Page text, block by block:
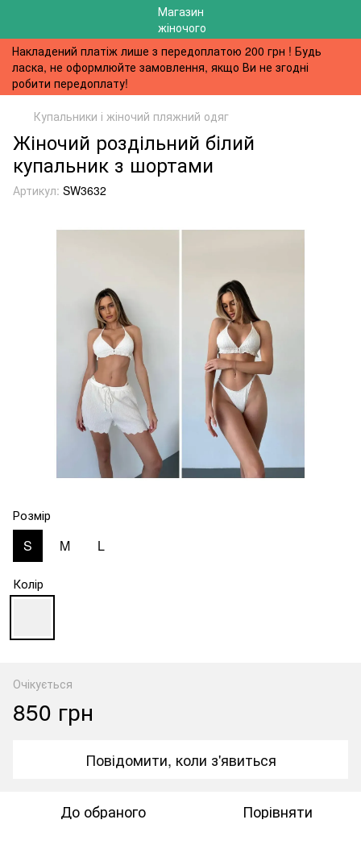
Накладений платіж лише з передоплатою 200 грн ! Будь
ласка, не оформлюйте замовлення, якщо Ви не згодні
робити передоплату!
Купальники і жіночий пляжний одяг
Жіночий роздільний білий
купальник з шортами
Артикул: SW3632
Розмір
S M L
Колір
Очікується
850 грн
Повідомити, коли з'явиться
До обраного Порівняти